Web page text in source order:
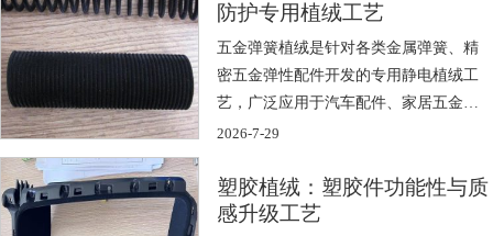
防护专用植绒工艺
五金弹簧植绒是针对各类金属弹簧、精
密五金弹性配件开发的专用静电植绒工
艺，广泛应用于汽车配件、家居五金、
电器设备 […]
2026-7-29
塑胶植绒：塑胶件功能性与质
感升级工艺